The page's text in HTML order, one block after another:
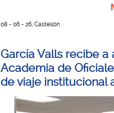
08 - 06 - 26, Castellón
García Valls recibe
Academia de
de viaje institucional